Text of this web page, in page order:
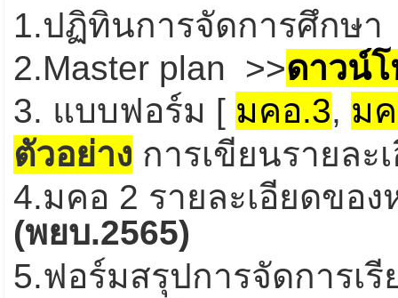
1.ปฏิทินการจัดการศึกษา
2.Master plan >>ดาวน์
3. แบบฟอร์ม [ มคอ.3, ม
ตัวอย่าง การเขียนรายละ
4.มคอ 2 รายละเอียดขอ
(พยบ.2565)
5.ฟอร์มสรุปการจัดการเ